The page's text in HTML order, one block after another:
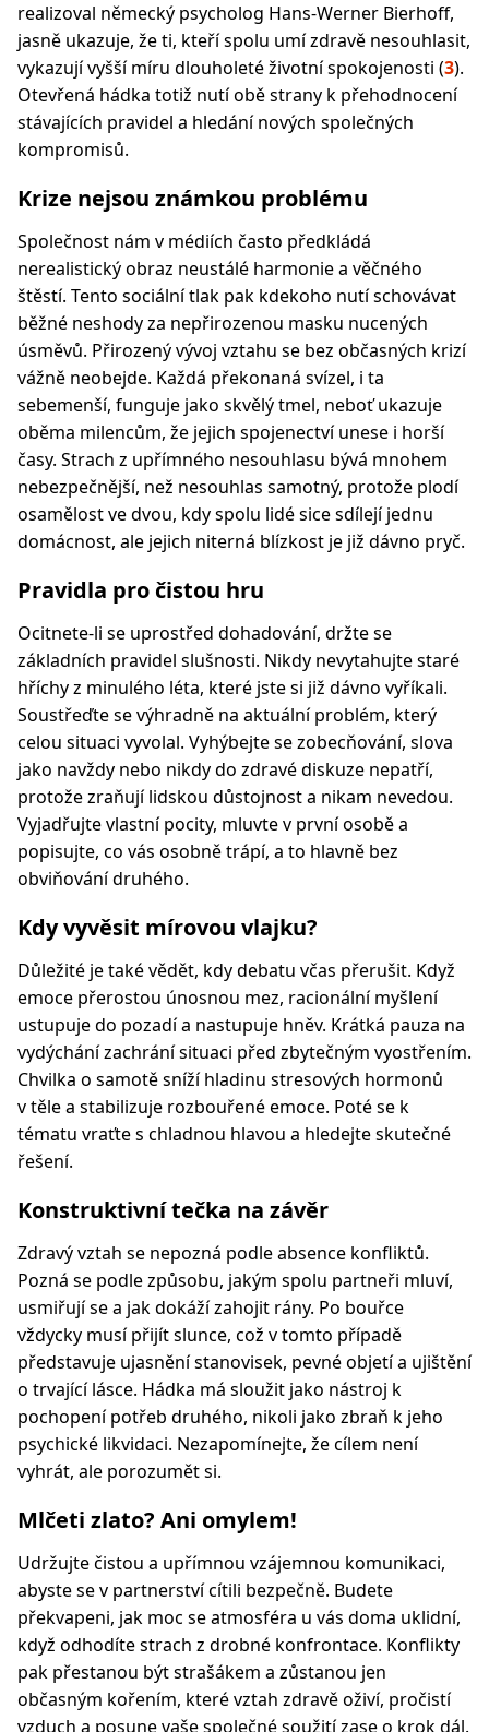
realizoval německý psycholog Hans-Werner Bierhoff,
jasně ukazuje, že ti, kteří spolu umí zdravě nesouhlasit,
vykazují vyšší míru dlouholeté životní spokojenosti (3).
Otevřená hádka totiž nutí obě strany k přehodnocení
stávajících pravidel a hledání nových společných
kompromisů.
Krize nejsou známkou problému
Společnost nám v médiích často předkládá
nerealistický obraz neustálé harmonie a věčného
štěstí. Tento sociální tlak pak kdekoho nutí schovávat
běžné neshody za nepřirozenou masku nucených
úsměvů. Přirozený vývoj vztahu se bez občasných krizí
vážně neobejde. Každá překonaná svízel, i ta
sebemenší, funguje jako skvělý tmel, neboť ukazuje
oběma milencům, že jejich spojenectví unese i horší
časy. Strach z upřímného nesouhlasu bývá mnohem
nebezpečnější, než nesouhlas samotný, protože plodí
osamělost ve dvou, kdy spolu lidé sice sdílejí jednu
domácnost, ale jejich niterná blízkost je již dávno pryč.
Pravidla pro čistou hru
Ocitnete-li se uprostřed dohadování, držte se
základních pravidel slušnosti. Nikdy nevytahujte staré
hříchy z minulého léta, které jste si již dávno vyříkali.
Soustřeďte se výhradně na aktuální problém, který
celou situaci vyvolal. Vyhýbejte se zobecňování, slova
jako navždy nebo nikdy do zdravé diskuze nepatří,
protože zraňují lidskou důstojnost a nikam nevedou.
Vyjadřujte vlastní pocity, mluvte v první osobě a
popisujte, co vás osobně trápí, a to hlavně bez
obviňování druhého.
Kdy vyvěsit mírovou vlajku?
Důležité je také vědět, kdy debatu včas přerušit. Když
emoce přerostou únosnou mez, racionální myšlení
ustupuje do pozadí a nastupuje hněv. Krátká pauza na
vydýchání zachrání situaci před zbytečným vyostřením.
Chvilka o samotě sníží hladinu stresových hormonů
v těle a stabilizuje rozbouřené emoce. Poté se k
tématu vraťte s chladnou hlavou a hledejte skutečné
řešení.
Konstruktivní tečka na závěr
Zdravý vztah se nepozná podle absence konfliktů.
Pozná se podle způsobu, jakým spolu partneři mluví,
usmiřují se a jak dokáží zahojit rány. Po bouřce
vždycky musí přijít slunce, což v tomto případě
představuje ujasnění stanovisek, pevné objetí a ujištění
o trvající lásce. Hádka má sloužit jako nástroj k
pochopení potřeb druhého, nikoli jako zbraň k jeho
psychické likvidaci. Nezapomínejte, že cílem není
vyhrát, ale porozumět si.
Mlčeti zlato? Ani omylem!
Udržujte čistou a upřímnou vzájemnou komunikaci,
abyste se v partnerství cítili bezpečně. Budete
překvapeni, jak moc se atmosféra u vás doma uklidní,
když odhodíte strach z drobné konfrontace. Konflikty
pak přestanou být strašákem a zůstanou jen
občasným kořením, které vztah zdravě oživí, pročistí
vzduch a posune vaše společné soužití zase o krok dál.